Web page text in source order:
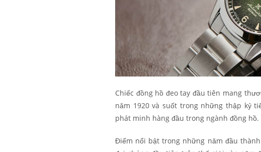
Chiếc đồng hồ đeo tay đầu tiên mang
năm 1920 và suốt trong những thập kỷ
phát minh hàng đầu trong ngành đồng hồ.
Điểm nổi bật trong những năm đầu